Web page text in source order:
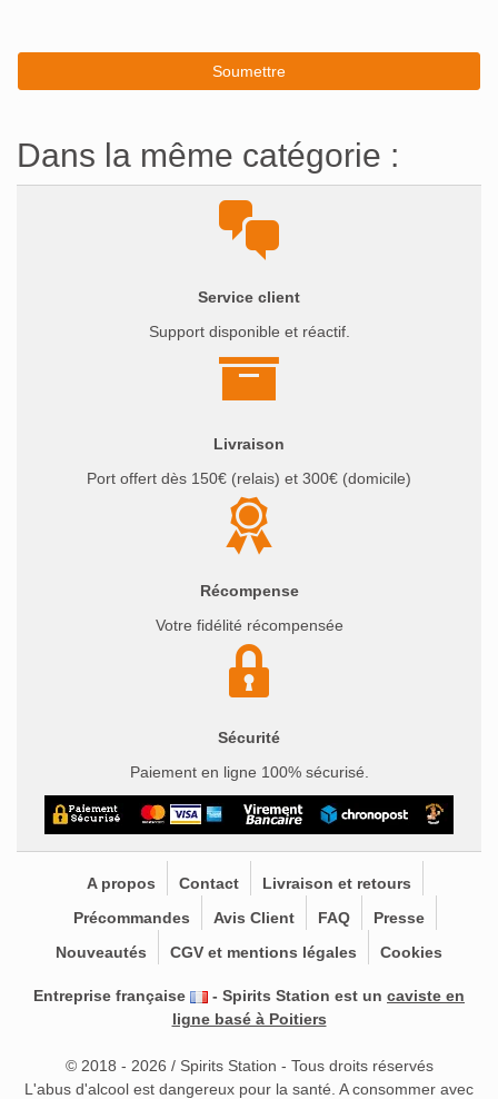
Dans la même catégorie :
Service client
Support disponible et réactif.
Livraison
Port offert dès 150€ (relais) et 300€ (domicile)
Récompense
Votre fidélité récompensée
Sécurité
Paiement en ligne 100% sécurisé.
A propos Contact
Livraison et retours
Précommandes
Avis Client FAQ
Presse
Nouveautés
CGV et mentions légales Cookies
Entreprise française - Spirits Station est un caviste en
ligne basé à Poitiers
© 2018 - 2026 / Spirits Station - Tous droits réservés
L'abus d'alcool est dangereux pour la santé. A consommer avec